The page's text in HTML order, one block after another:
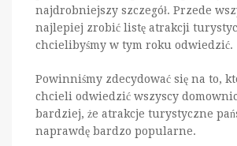
najdrobniejszy szczegół. Przede
najlepiej zrobić listę atrakcji
chcielibyśmy w tym roku odwiedzić.
Powinniśmy zdecydować się na to,
chcieli odwiedzić wszyscy
bardziej, że atrakcje turystyczne
naprawdę bardzo popularne.